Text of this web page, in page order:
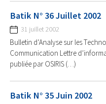
Batik N° 36 Juillet 2002
31 juillet 2002
Bulletin d’Analyse sur les
Communication Lettre
publiée par OSIRIS (…)
Batik N° 35 Juin 2002